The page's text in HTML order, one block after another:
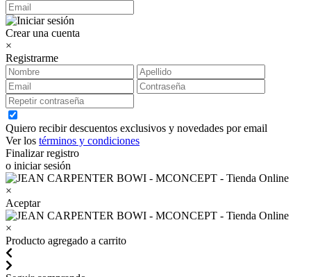
Crear una cuenta
×
Registrarme
Quiero recibir descuentos exclusivos y novedades por email
Ver los términos y condiciones
Finalizar registro
o iniciar sesión
×
Aceptar
×
Producto agregado a carrito